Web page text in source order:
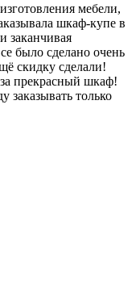
мебели,
шкаф-купе в
заканчивая
было сделано очень
скидку сделали!
за прекрасный шкаф!
заказывать только